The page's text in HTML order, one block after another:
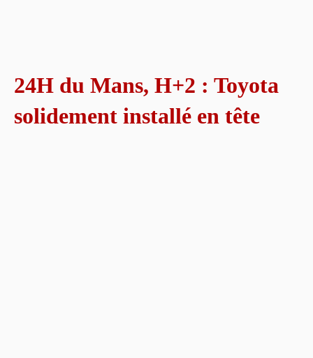
24H du Mans, H+2 : Toyota
solidement installé en tête